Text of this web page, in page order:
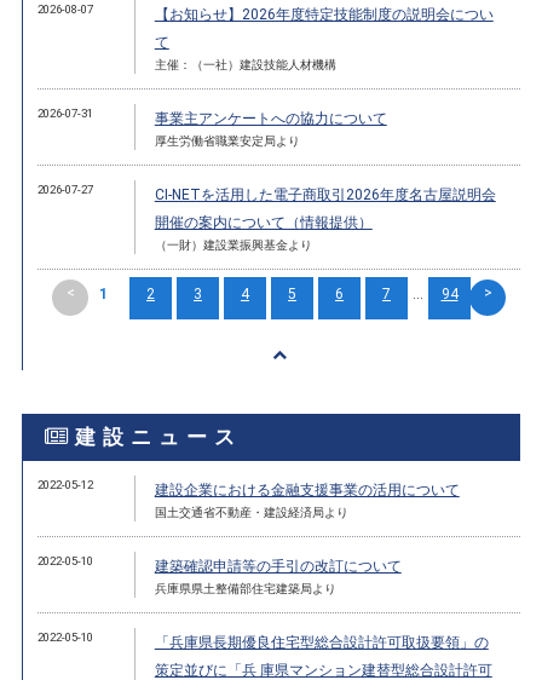
2026-08-07
【お知らせ】2026年度特定技能制度の説明会につい
て
主催：（一社）建設技能人材機構
2026-07-31 事業主アンケートへの協力について
厚生労働省職業安定局より
2026-07-27
CI-NETを活用した電子商取引2026年度名古屋説明会
開催の案内について（情報提供）
（一財）建設業振興基金より
< 1 2 3 4 5 6 7 ... 94 >
建設ニュース
2022-05-12 建設企業における金融支援事業の活用について
国土交通省不動産・建設経済局より
2022-05-10 建築確認申請等の手引の改訂について
兵庫県県土整備部住宅建築局より
2022-05-10
「兵庫県長期優良住宅型総合設計許可取扱要領」の
策定並びに「兵 庫県マンション建替型総合設計許可